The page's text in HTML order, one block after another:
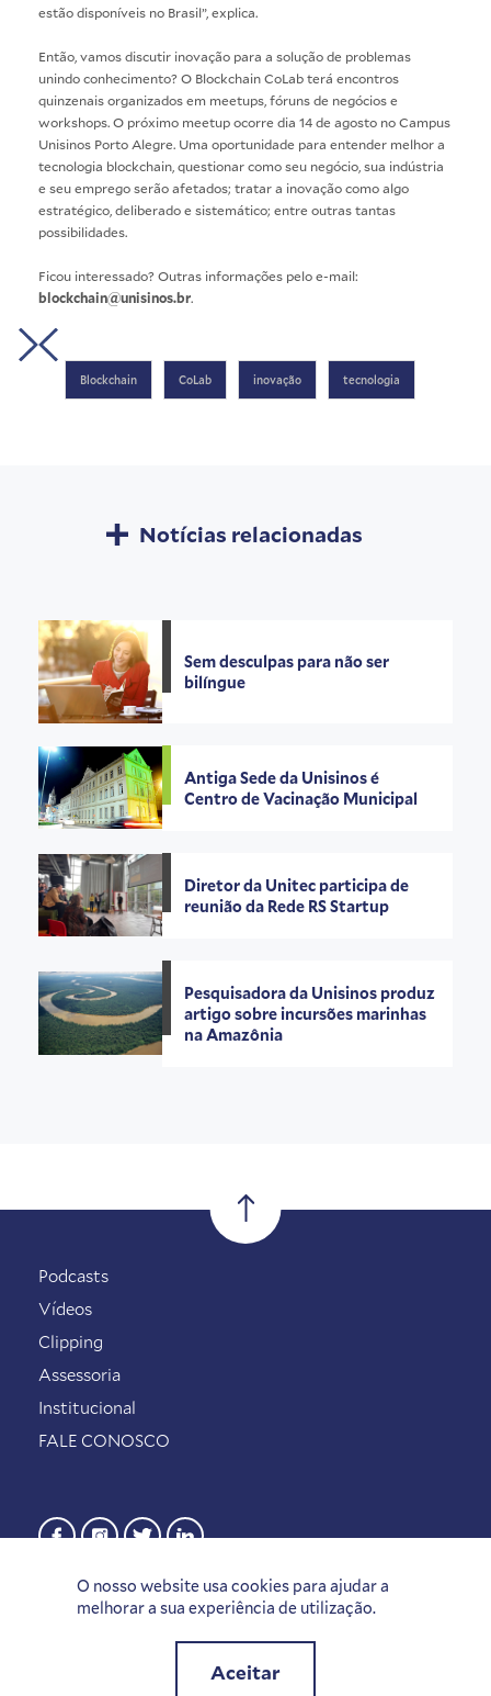
estão disponíveis no Brasil”, explica.
Então, vamos discutir inovação para a solução de problemas
unindo conhecimento? O Blockchain CoLab terá encontros
quinzenais organizados em meetups, fóruns de negócios e
workshops. O próximo meetup ocorre dia 14 de agosto no Campus
Unisinos Porto Alegre. Uma oportunidade para entender melhor a
tecnologia blockchain, questionar como seu negócio, sua indústria
e seu emprego serão afetados; tratar a inovação como algo
estratégico, deliberado e sistemático; entre outras tantas
possibilidades.
Ficou interessado? Outras informações pelo e-mail:
blockchain@unisinos.br.
Crédito:
Dani
Crédito:
Dani
Crédito:
Dani
Crédito:
Dani
Blockchain CoLab inovação tecnologia
Notícias relacionadas
Sem desculpas para não ser
bilíngue
Antiga Sede da Unisinos é
Centro de Vacinação Municipal
Diretor da Unitec participa de
reunião da Rede RS Startup
Pesquisadora da Unisinos produz
artigo sobre incursões marinhas
na Amazônia
O nosso website usa cookies para ajudar a
melhorar a sua experiência de utilização.
Aceitar
Podcasts
Vídeos
Clipping
Assessoria
Institucional
FALE CONOSCO